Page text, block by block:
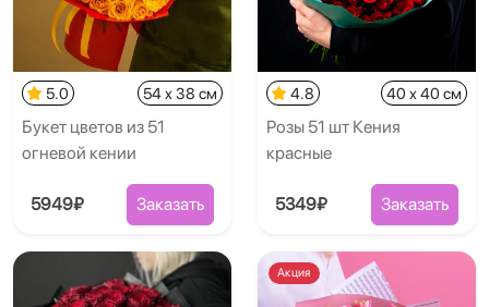
5.0 54 x 38 см
Букет цветов из 51
огневой кении
5949₽ Заказать
4.8 40 x 40 см
Розы 51 шт Кения
красные
5349₽ Заказать
Акция